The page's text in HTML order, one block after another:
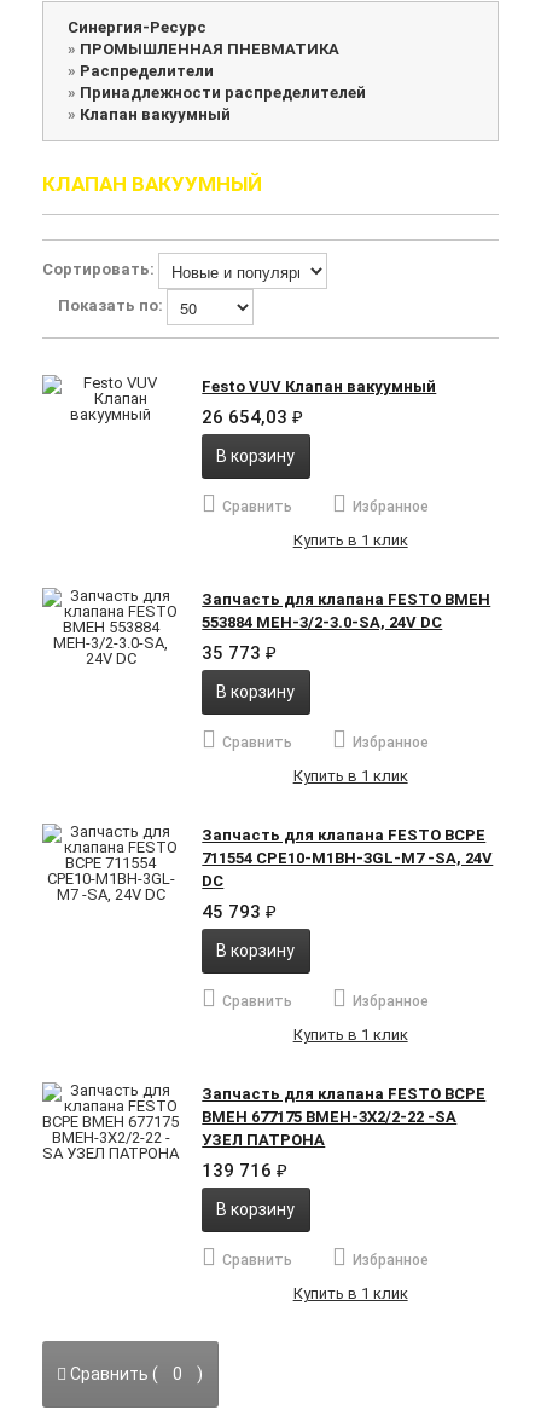
Синергия-Ресурс
» ПРОМЫШЛЕННАЯ ПНЕВМАТИКА
» Распределители
» Принадлежности распределителей
» Клапан вакуумный
КЛАПАН ВАКУУМНЫЙ
Сортировать:
Показать по:
Festo VUV Клапан вакуумный
26 654,03₽
В корзину
Сравнить Избранное
Купить в 1 клик
Запчасть для клапана FESTO BMEH
553884 MEH-3/2-3.0-SA, 24V DC
35 773₽
В корзину
Сравнить Избранное
Купить в 1 клик
Запчасть для клапана FESTO BCPE
711554 CPE10-M1BH-3GL-M7 -SA, 24V
DC
45 793₽
В корзину
Сравнить Избранное
Купить в 1 клик
Запчасть для клапана FESTO BCPE
BMEH 677175 BMEH-3X2/2-22 -SA
УЗЕЛ ПАТРОНА
139 716₽
В корзину
Сравнить Избранное
Купить в 1 клик
Сравнить ( 0 )